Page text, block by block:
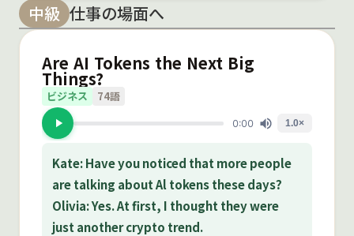
中級 仕事の場面へ
Are AI Tokens the Next Big
Things?
ビジネス 74語
Kate: Have you noticed that more people
are talking about Al tokens these days?
Olivia: Yes. At first, I thought they were
just another crypto trend.